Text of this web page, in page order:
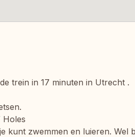
trein in 17 minuten in Utrecht .
Holes
kunt zwemmen en luieren. Wel